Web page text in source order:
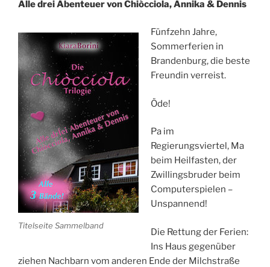
Alle drei Abenteuer von Chiòcciola, Annika & Dennis
Titelseite Sammelband
Fünfzehn Jahre,
Sommerferien in
Brandenburg, die beste
Freundin verreist.
Öde!
Pa im
Regierungsviertel, Ma
beim Heilfasten, der
Zwillingsbruder beim
Computerspielen –
Unspannend!
Die Rettung der Ferien:
Ins Haus gegenüber
ziehen Nachbarn vom anderen Ende der Milchstraße